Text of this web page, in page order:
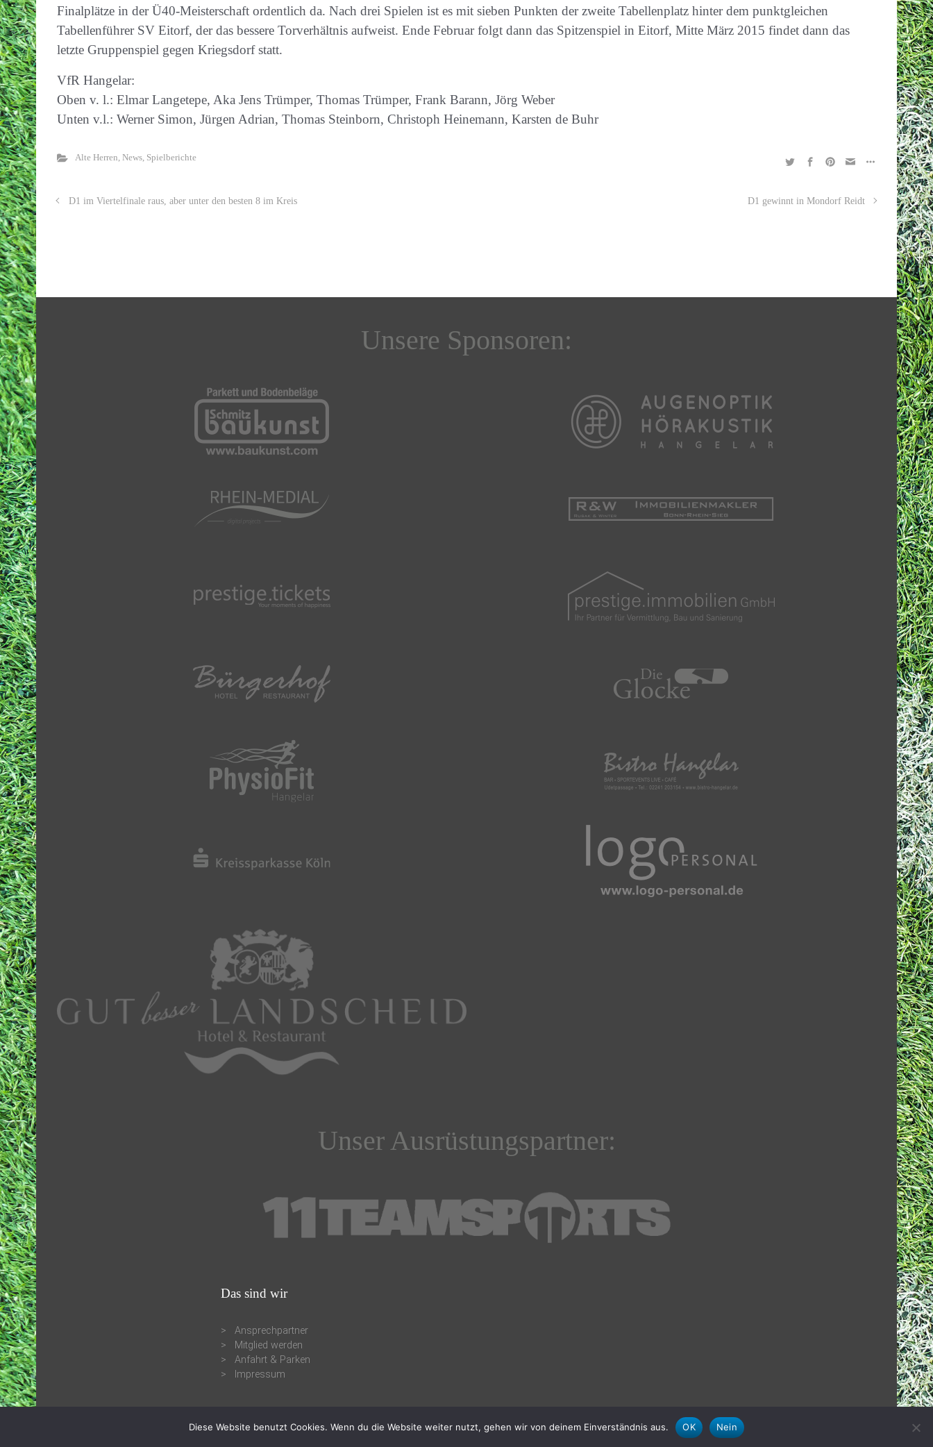
Finalplätze in der Ü40-Meisterschaft ordentlich da. Nach drei Spielen ist es mit sieben Punkten der zweite Tabellenplatz hinter dem punktgleichen
Tabellenführer SV Eitorf, der das bessere Torverhältnis aufweist. Ende Februar folgt dann das Spitzenspiel in Eitorf, Mitte März 2015 findet dann das
letzte Gruppenspiel gegen Kriegsdorf statt.
VfR Hangelar:
Oben v. l.: Elmar Langetepe, Aka Jens Trümper, Thomas Trümper, Frank Barann, Jörg Weber
Unten v.l.: Werner Simon, Jürgen Adrian, Thomas Steinborn, Christoph Heinemann, Karsten de Buhr
Alte Herren, News, Spielberichte
D1 im Viertelfinale raus, aber unter den besten 8 im Kreis D1 gewinnt in Mondorf Reidt
Unsere Sponsoren:
Unser Ausrüstungspartner:
Das sind wir
Ansprechpartner
Mitglied werden
Anfahrt & Parken
Impressum
Diese Website benutzt Cookies. Wenn du die Website weiter nutzt, gehen wir von deinem Einverständnis aus. OK Nein